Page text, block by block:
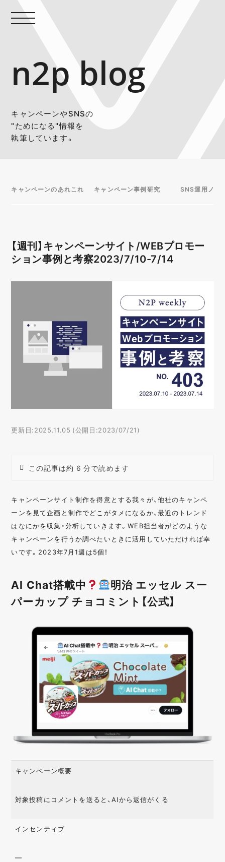
n2p blog
キャンペーンやSNSの
"ためになる"情報を
執筆しています。
キャンペーンのあれこれ キャンペーン事例研究 SNS運用ノウ
【週刊】キャンペーンサイト/WEBプロモー
ション事例と考察2023/7/10-7/14
更新日:2025.11.05 (公開日:2023/07/21)
この記事は約 6 分で読めます
キャンペーンサイト制作を得意とする我々が、他社のキャンペ
ーンを見て企画と制作でどこがタメになるか、最近のトレンド
はなにかを収集・分析していきます。WEB担当者がどのような
キャンペーンを行うか調べたいときに活用していただければ幸
いです。2023年7月1週は5個！
AI Chat搭載中
明治 エッセル スー
パーカップ チョコミント【公式】
キャンペーン概要
対象投稿にコメントを送ると、AIから返信がくる
インセンティブ
—